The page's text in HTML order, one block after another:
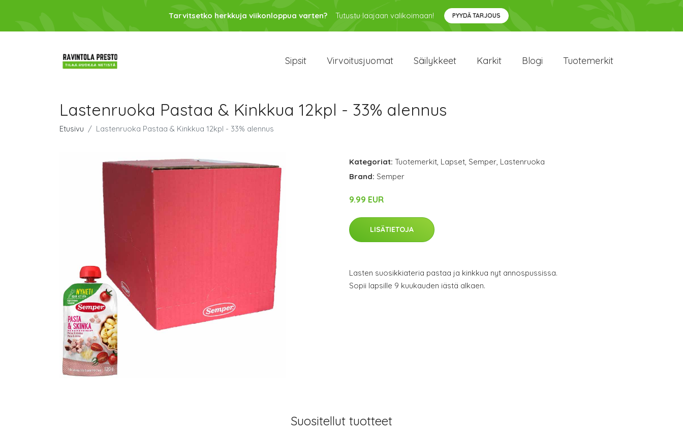
Tarvitsetko herkkuja viikonloppua varten? Tutustu laajaan valikoimaan! PYYDÄ TARJOUS
Sipsit Virvoitusjuomat Säilykkeet Karkit Blogi Tuotemerkit
Lastenruoka Pastaa & Kinkkua 12kpl - 33% alennus
Etusivu Lastenruoka Pastaa & Kinkkua 12kpl - 33% alennus
Kategoriat: Tuotemerkit, Lapset, Semper, Lastenruoka
Brand: Semper
9.99 EUR
LISÄTIETOJA
Lasten suosikkiateria pastaa ja kinkkua nyt annospussissa.
Sopii lapsille 9 kuukauden iästä alkaen.
Suositellut tuotteet